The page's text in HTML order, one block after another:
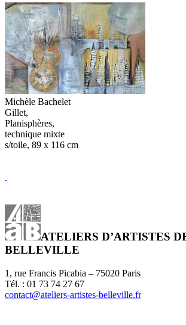
Michèle Bachelet
Gillet,
Planisphères,
technique mixte
s/toile, 89 x 116 cm
ATELIERS D’ARTISTES
BELLEVILLE
1, rue Francis Picabia – 75020 Paris
Tél. : 01 73 74 27 67
contact@ateliers-artistes-belleville.fr